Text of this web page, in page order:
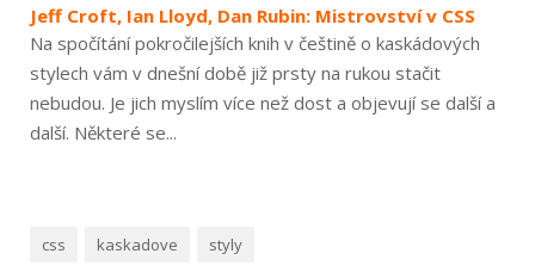
Jeff Croft, Ian Lloyd, Dan Rubin: Mistrovství v CSS
Na spočítání pokročilejších knih v češtině o kaskádových
stylech vám v dnešní době již prsty na rukou stačit
nebudou. Je jich myslím více než dost a objevují se další a
další. Některé se...
css kaskadove styly